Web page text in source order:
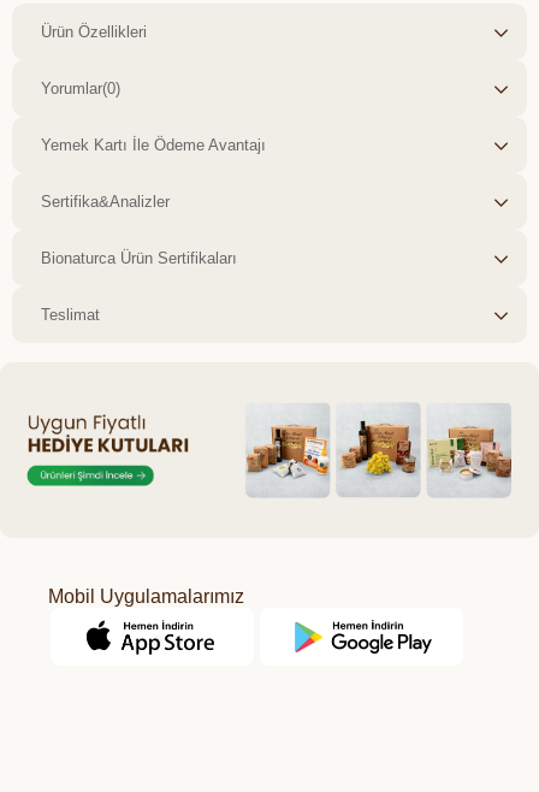
Ürün Özellikleri
Yorumlar(0)
Yemek Kartı İle Ödeme Avantajı
Sertifika&Analizler
Bionaturca Ürün Sertifikaları
Teslimat
Mobil Uygulamalarımız